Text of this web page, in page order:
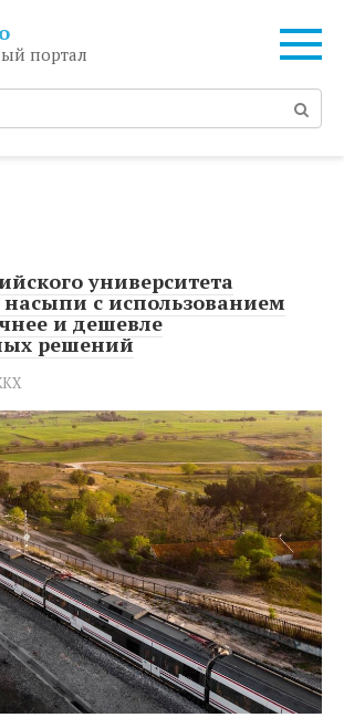
портал
университета
насыпи с использованием
и дешевле
решений